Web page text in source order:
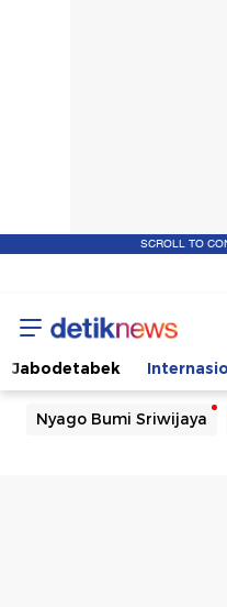
SCROLL TO
Jabodetabek
Nyago Bumi Sriwijaya